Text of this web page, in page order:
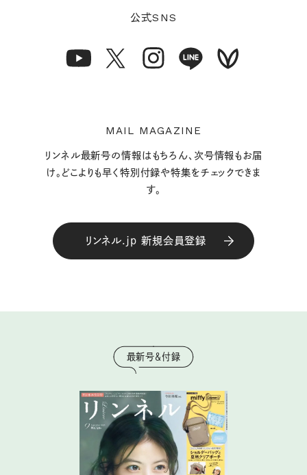
公式SNS
MAIL MAGAZINE
リンネル最新号の情報はもちろん、次号情報もお届
け。どこよりも早く特別付録や特集をチェックできま
す。
リンネル.jp 新規会員登録
最新号＆付録